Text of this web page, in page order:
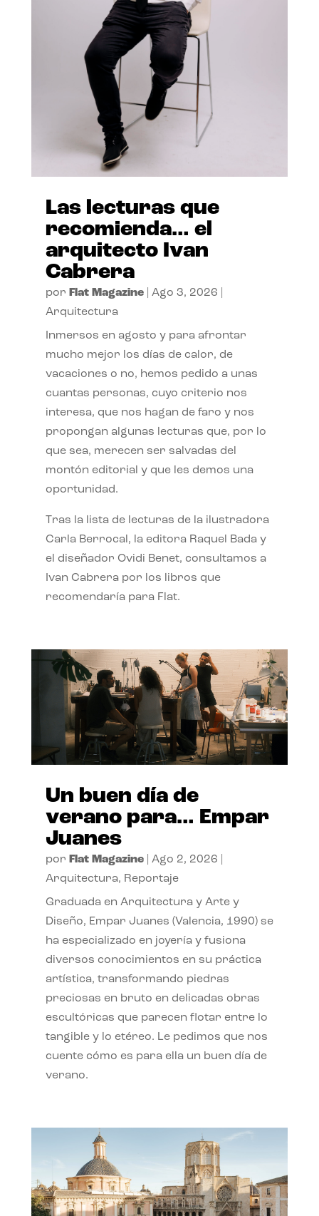
Las lecturas que
recomienda… el
arquitecto Ivan
Cabrera
por Flat Magazine| Ago 3, 2026
Arquitectura
Inmersos en agosto y para afrontar
mucho mejor los días de calor, de
vacaciones o no, hemos pedido a unas
cuantas personas, cuyo criterio nos
interesa, que nos hagan de faro y nos
propongan algunas lecturas que, por lo
que sea, merecen ser salvadas del
montón editorial y que les demos una
oportunidad.
Tras la lista de lecturas de la ilustradora
Carla Berrocal, la editora Raquel Bada y
el diseñador Ovidi Benet, consultamos a
Ivan Cabrera por los libros que
recomendaría para Flat.
Un buen día de
verano para… Empar
Juanes
por Flat Magazine| Ago 2, 2026
Arquitectura, Reportaje
Graduada en Arquitectura y Arte y
Diseño, Empar Juanes (Valencia, 1990) se
ha especializado en joyería y fusiona
diversos conocimientos en su práctica
artística, transformando piedras
preciosas en bruto en delicadas obras
escultóricas que parecen flotar entre lo
tangible y lo etéreo. Le pedimos que nos
cuente cómo es para ella un buen día de
verano.